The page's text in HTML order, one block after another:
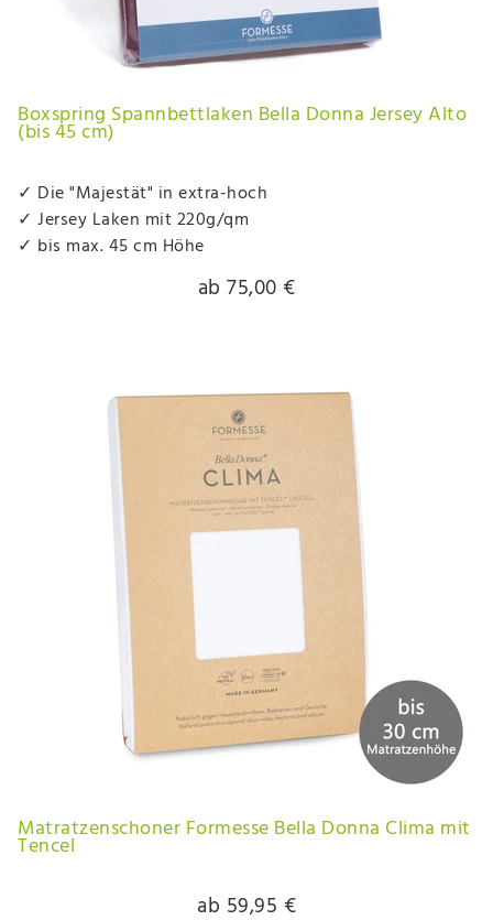
Boxspring Spannbettlaken Bella Donna Jersey Alto
(bis 45 cm)
✓ Die "Majestät" in extra-hoch
✓ Jersey Laken mit 220g/qm
✓ bis max. 45 cm Höhe
ab 75,00 €
Matratzenschoner Formesse Bella Donna Clima mit
Tencel
ab 59,95 €